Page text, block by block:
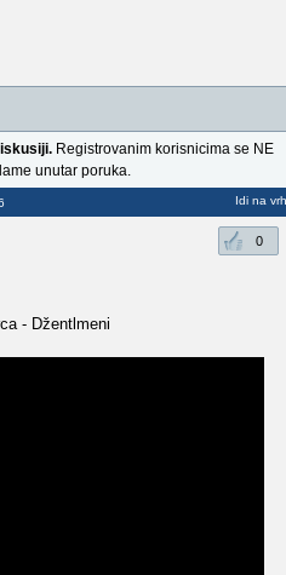
Registrovanim korisnicima se NE
unutar poruka.
Idi na vrh
0
- Džentlmeni